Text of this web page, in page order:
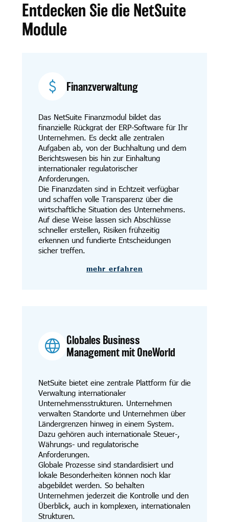
Entdecken Sie die NetSuite
Module
Finanzverwaltung
Das NetSuite Finanzmodul bildet das
finanzielle Rückgrat der ERP-Software für Ihr
Unternehmen. Es deckt alle zentralen
Aufgaben ab, von der Buchhaltung und dem
Berichtswesen bis hin zur Einhaltung
internationaler regulatorischer
Anforderungen.
Die Finanzdaten sind in Echtzeit verfügbar
und schaffen volle Transparenz über die
wirtschaftliche Situation des Unternehmens.
Auf diese Weise lassen sich Abschlüsse
schneller erstellen, Risiken frühzeitig
erkennen und fundierte Entscheidungen
sicher treffen.
mehr erfahren
Globales Business
Management mit OneWorld
NetSuite bietet eine zentrale Plattform für die
Verwaltung internationaler
Unternehmensstrukturen. Unternehmen
verwalten Standorte und Unternehmen über
Ländergrenzen hinweg in einem System.
Dazu gehören auch internationale Steuer-,
Währungs- und regulatorische
Anforderungen.
Globale Prozesse sind standardisiert und
lokale Besonderheiten können noch klar
abgebildet werden. So behalten
Unternehmen jederzeit die Kontrolle und den
Überblick, auch in komplexen, internationalen
Strukturen.